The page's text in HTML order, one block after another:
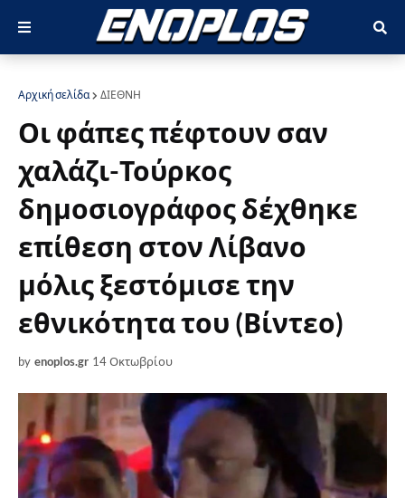
Αρχική σελίδα ΔΙΕΘΝΗ
Οι φάπες πέφτουν σαν
χαλάζι-Τούρκος
δημοσιογράφος δέχθηκε
επίθεση στον Λίβανο
μόλις ξεστόμισε την
εθνικότητα του (Βίντεο)
by enoplos.gr 14 Οκτωβρίου